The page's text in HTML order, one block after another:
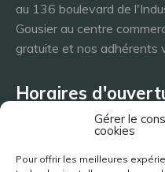
Gérer le
cookies
Pour offrir les meilleures
au 136 boulevard de
Gousier au centre
gratuite et nos adhérents
Horaires
Mardi 8h - 23h